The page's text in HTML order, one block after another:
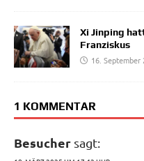
Xi Jinping
Franziskus
16. September
1 KOMMENTAR
Besucher sagt: